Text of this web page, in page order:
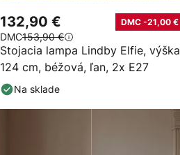
Stojacia lampa Lindby Elfie, výška
124 cm, béžová, ľan, 2x E27
132,90 € DMC -21,00 €
DMC153,90 €
Na sklade